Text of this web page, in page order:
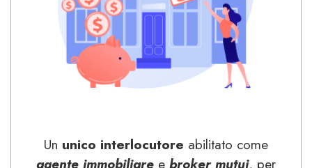
Un unico interlocutore abilitato come
agente immobiliare e broker mutui, per